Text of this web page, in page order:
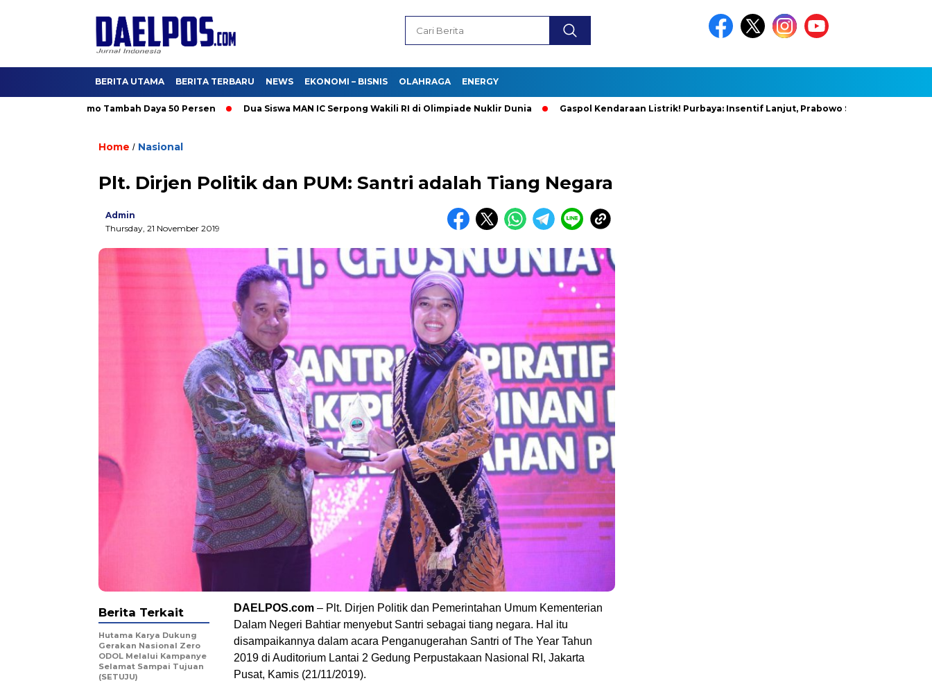
BERITA UTAMA BERITA TERBARU NEWS EKONOMI – BISNIS OLAHRAGA ENERGY
Promo Tambah Daya 50 Persen Dua Siswa MAN IC Serpong Wakili RI di Olimpiade Nuklir Dunia Gaspol Kendaraan Listrik! Purbaya: Insentif Lanjut, Prabowo Siapkan Stimulus Baru
Home / Nasional
Plt. Dirjen Politik dan PUM: Santri adalah Tiang Negara
Admin
Thursday, 21 November 2019
DAELPOS.com – Plt. Dirjen Politik dan Pemerintahan Umum Kementerian
Dalam Negeri Bahtiar menyebut Santri sebagai tiang negara. Hal itu
disampaikannya dalam acara Penganugerahan Santri of The Year Tahun
2019 di Auditorium Lantai 2 Gedung Perpustakaan Nasional RI, Jakarta
Pusat, Kamis (21/11/2019).
Berita Terkait
Hutama Karya Dukung
Gerakan Nasional Zero
ODOL Melalui Kampanye
Selamat Sampai Tujuan
(SETUJU)